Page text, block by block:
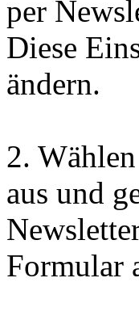
per
Diese
ändern.
2.
aus und
Formular